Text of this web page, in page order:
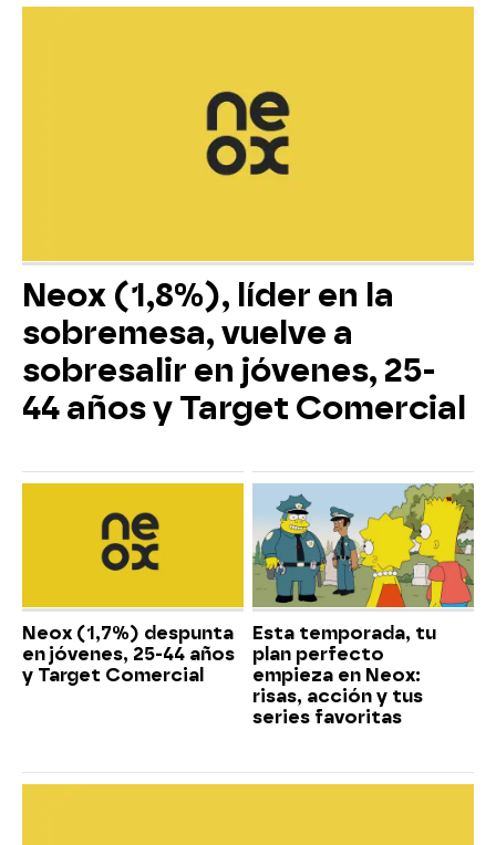
Neox (1,8%), líder en la
sobremesa, vuelve a
sobresalir en jóvenes, 25-
44 años y Target Comercial
Neox (1,7%) despunta
en jóvenes, 25-44 años
y Target Comercial
Esta temporada, tu
plan perfecto
empieza en Neox:
risas, acción y tus
series favoritas